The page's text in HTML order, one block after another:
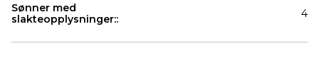
Sønner med
slakteopplysninger::
4